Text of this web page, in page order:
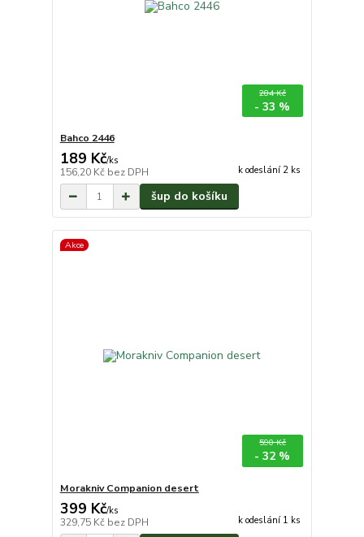
284 Kč
- 33 %
Bahco 2446
189 Kč/ks
156,20 Kč bez DPH k odeslání 2 ks
šup do košíku
Akce
590 Kč
- 32 %
Morakniv Companion desert
399 Kč/ks
329,75 Kč bez DPH k odeslání 1 ks